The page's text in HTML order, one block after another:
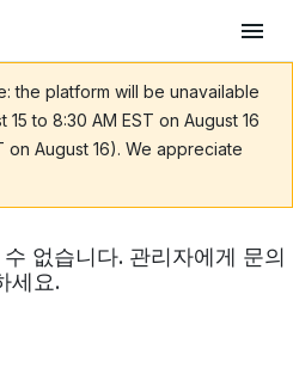
the platform will be unavailable
15 to 8:30 AM EST on August 16
on August 16). We appreciate
없습니다. 관리자에게 문의
세요.